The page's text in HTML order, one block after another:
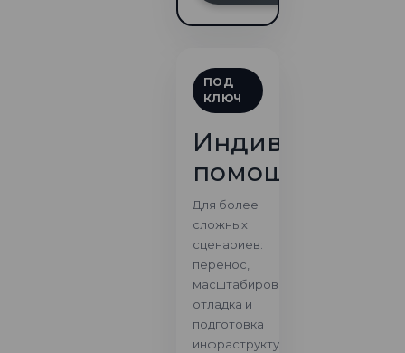
ПОД
КЛЮЧ
помощь
Для более
сложных
сценариев:
перенос,
масштабирование,
отладка и
подготовка
инфраструктуры